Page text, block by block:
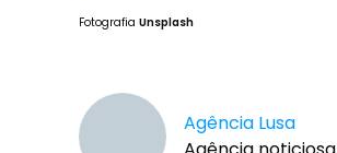
Fotografia Unsplash
Agência Lusa